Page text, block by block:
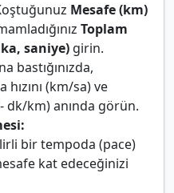
Mesafe (km)
Toplam
saniye) girin.
bastığınızda,
hızını (km/sa) ve
dk/km) anında görün.
bir tempoda (pace)
kat edeceğinizi